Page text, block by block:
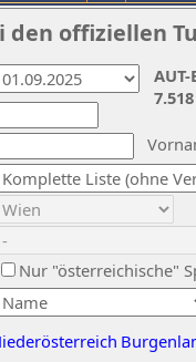
offiziellen
Nur "österreichische"
7.518